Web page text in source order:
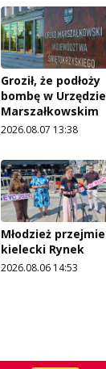
Groził, że podłoży
bombę w Urzędzie
Marszałkowskim
2026.08.07 13:38
Młodzież przejmie
kielecki Rynek
2026.08.06 14:53